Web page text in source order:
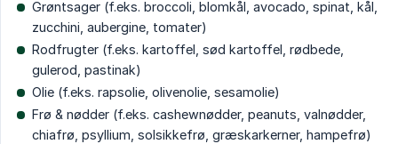
Grøntsager (f.eks. broccoli, blomkål, avocado, spinat, kål,
zucchini, aubergine, tomater)
Rodfrugter (f.eks. kartoffel, sød kartoffel, rødbede,
gulerod, pastinak)
Olie (f.eks. rapsolie, olivenolie, sesamolie)
Frø & nødder (f.eks. cashewnødder, peanuts, valnødder,
chiafrø, psyllium, solsikkefrø, græskarkerner, hampefrø)